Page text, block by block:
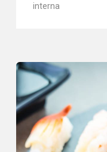
interna